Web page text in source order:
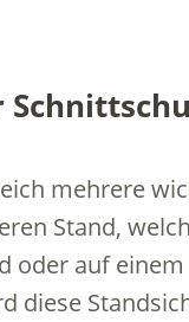
mehrere
Stand,
oder auf
diese